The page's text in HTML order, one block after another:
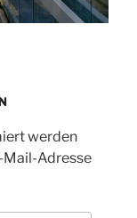
werden
Mail-Adresse